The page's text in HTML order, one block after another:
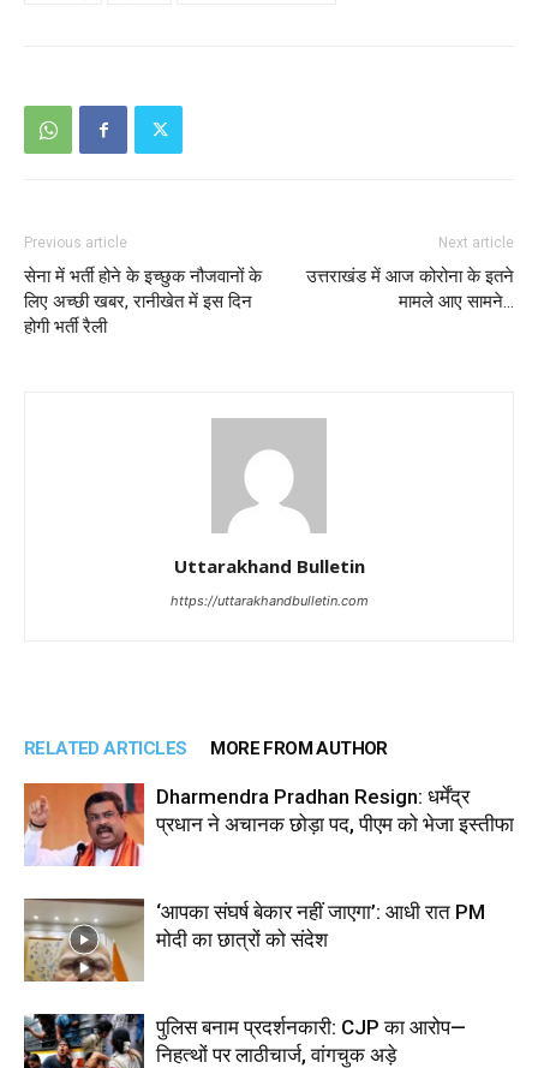
Previous article
सेना में भर्ती होने के इच्छुक नौजवानों के
लिए अच्छी खबर, रानीखेत में इस दिन
होगी भर्ती रैली
Next article
उत्तराखंड में आज कोरोना के इतने
मामले आए सामने…
Uttarakhand Bulletin
https://uttarakhandbulletin.com
RELATED ARTICLES MORE FROM AUTHOR
Dharmendra Pradhan Resign: धर्मेंद्र
प्रधान ने अचानक छोड़ा पद, पीएम को भेजा इस्तीफा
‘आपका संघर्ष बेकार नहीं जाएगा’: आधी रात PM
मोदी का छात्रों को संदेश
पुलिस बनाम प्रदर्शनकारी: CJP का आरोप—
निहत्थों पर लाठीचार्ज, वांगचुक अड़े